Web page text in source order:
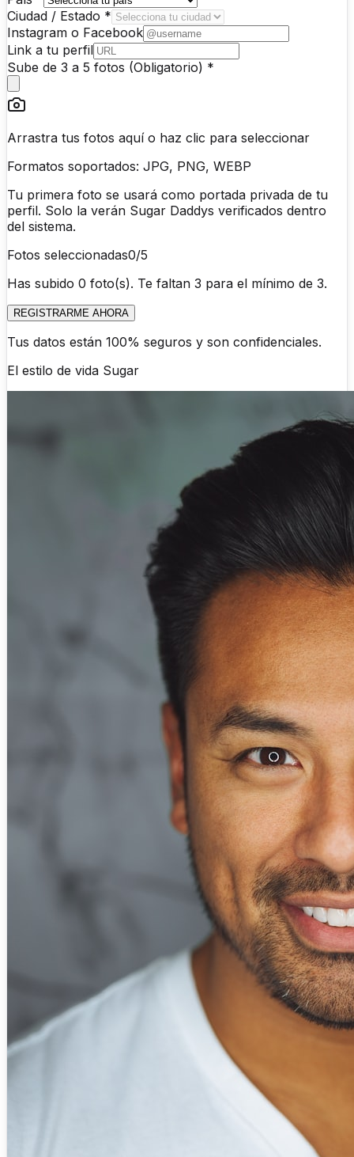
Ciudad / Estado *
Instagram o Facebook
Link a tu perfil
Sube de 3 a 5 fotos (Obligatorio) *
Arrastra tus fotos aquí o haz clic para seleccionar
Formatos soportados: JPG, PNG, WEBP
Tu primera foto se usará como portada privada de tu
perfil. Solo la verán Sugar Daddys verificados dentro
del sistema.
Fotos seleccionadas0/5
Has subido 0 foto(s). Te faltan 3 para el mínimo de 3.
REGISTRARME AHORA
Tus datos están 100% seguros y son confidenciales.
El estilo de vida Sugar